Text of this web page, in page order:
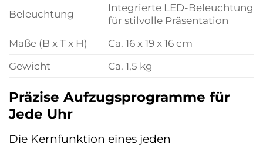
Beleuchtung
Integrierte LED-Beleuchtung
für stilvolle Präsentation
Maße (B x T x H)
Ca. 16 x 19 x 16 cm
Gewicht
Ca. 1,5 kg
Präzise Aufzugsprogramme für
Jede Uhr
Die Kernfunktion eines jeden